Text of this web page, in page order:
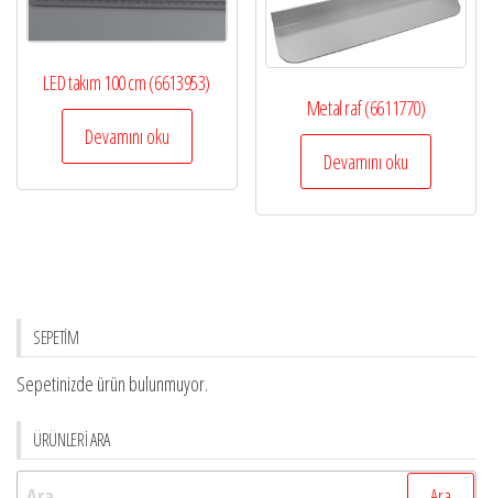
LED takım 100 cm (6613953)
Devamını oku
Metal raf (6611770)
Devamını oku
SEPETİM
Sepetinizde ürün bulunmuyor.
ÜRÜNLERİ ARA
Arama: